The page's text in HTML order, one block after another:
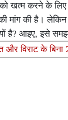
खत्म करने के लिए
मांग की है।
है? आइए, इसे
और विराट के